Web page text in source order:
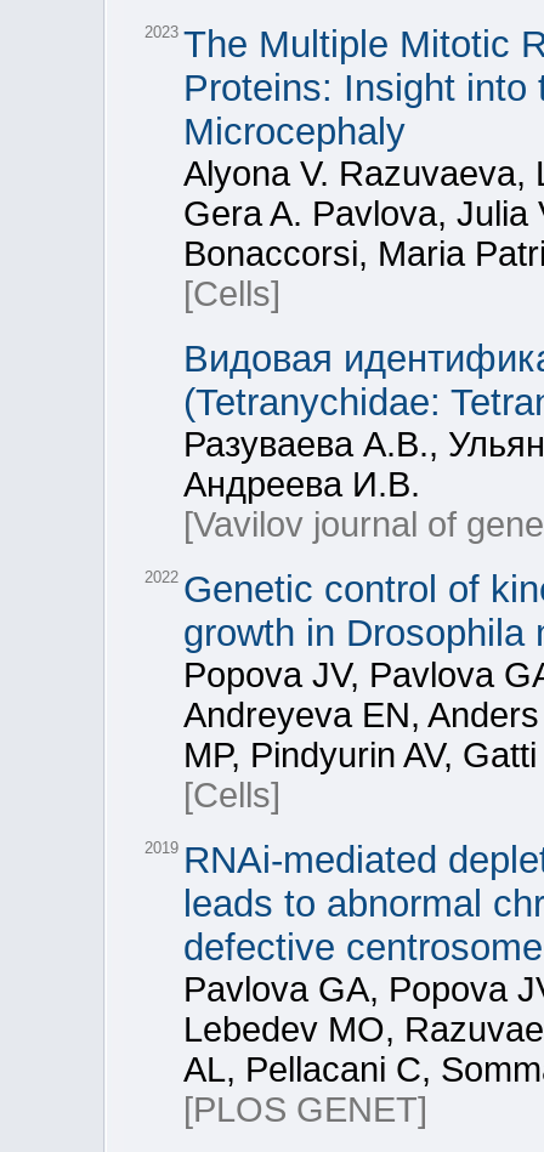
2023 The Multiple Mitotic
Proteins: Insight into
Microcephaly
Alyona V. Razuvaeva,
Gera A. Pavlova, Julia
Bonaccorsi, Maria
[Cells]
Видовая
(Tetranychidae:
Разуваева А.В.,
Андреева И.В.
[Vavilov journal of
2022 Genetic control of
growth in Drosophila
Popova JV, Pavlova
Andreyeva EN,
MP, Pindyurin AV,
[Cells]
2019 RNAi-mediated
leads to abnormal
defective
Pavlova GA, Popova
Lebedev MO,
AL, Pellacani C,
[PLOS GENET]